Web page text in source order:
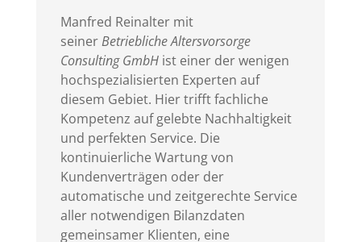
Manfred Reinalter mit
seinerBetriebliche Altersvorsorge
Consulting GmbHist einer der wenigen
hochspezialisierten Experten auf
diesem Gebiet. Hier trifft fachliche
Kompetenz auf gelebte Nachhaltigkeit
und perfekten Service. Die
kontinuierliche Wartung von
Kundenverträgen oder der
automatische und zeitgerechte Service
aller notwendigen Bilanzdaten
gemeinsamer Klienten, eine